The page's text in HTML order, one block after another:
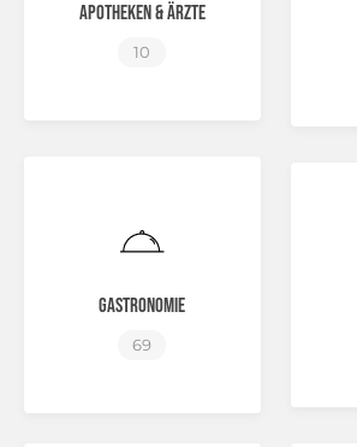
Apotheken & Ärzte
10
Gastronomie
69